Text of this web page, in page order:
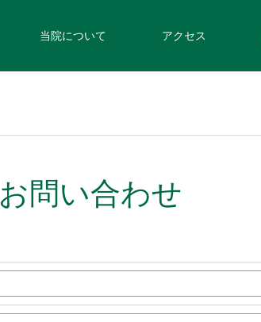
当院について アクセス
お問い合わせ